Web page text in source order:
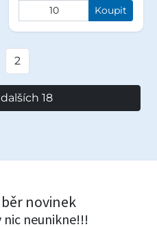
Koupit
2
18
novinek
nic neunikne!!!